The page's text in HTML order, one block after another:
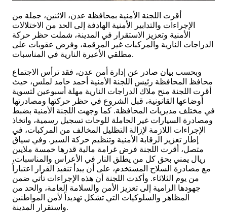
أقرت اللجنة الأمنية بمحافظة عدن، الاثنين، جملة من
الإجراءات والتدابير الأمنية الهادفة إلى الحد من الاختلالات
الأمنية وتعزيز الاستقرار في المدينة، شملت حظر حركة
الدراجات النارية والمركبات غير المرقمة، وفرض عقوبات على
مطلقي الأعيرة النارية في المناسبات.
وبحسب بيان صادر عن إدارة أمن عدن، فقد ترأس الاجتماع
محافظ المحافظة رئيس اللجنة الأمنية أحمد حامد لملس، حيث
أقرت اللجنة منح ملاك الدراجات النارية مهلة أسبوعين لتسوية
أوضاعها القانونية، قبل الشروع في حظر حركتها ومصادرتها
في مختلف مديريات المحافظة. كما وجهت اللجنة الأمنية بضبط
ومصادرة السيارات غير الحاملة للوحات تسجيل رسمية، واتخاذ
الإجراءات اللازمة لإزالة التظليل المخالف من المركبات، في
إطار تعزيز الرقابة الأمنية وتنظيم حركة السير. وفي سياق
متصل، أقرت اللجنة فرض غرامة مالية قدرها خمسة ملايين
ريال يمني بحق كل من يطلق النار في الأعراس والمناسبات،
مع مصادرة السلاح المستخدم، على أن يبدأ تنفيذ القرار اعتباراً
من يوم الثلاثاء. وأكدت اللجنة أن هذه الإجراءات تأتي ضمن
جهودها الرامية إلى تعزيز الأمن والسلامة العامة، والحد من
المظاهر والسلوكيات التي تشكل تهديداً لأمن المواطنين
واستقرار المدينة.